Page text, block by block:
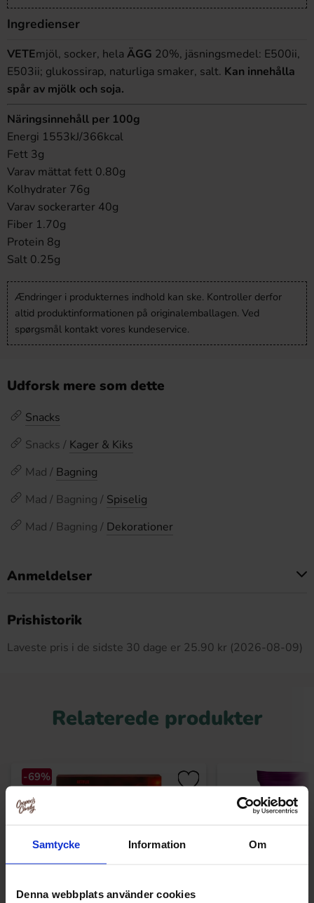
Samtycke Information Om
Denna webbplats använder cookies
Ingredienser
VETEmjöl, socker, hela ÄGG 20%, jäsningsmedel: E500ii,
E503ii; glukossirap, naturliga smaker, salt. Kan innehålla
spår av mjölk och soja.
Näringsinnehåll per 100g
Energi 1553kJ/366kcal
Fett 3g
Varav mättat fett 0.80g
Kolhydrater 76g
Varav sockerarter 40g
Fiber 1.70g
Protein 8g
Salt 0.25g
Ændringer i produkternes indhold kan ske. Kontroller derfor
altid produktinformationen på originalemballagen. Ved
spørgsmål kontakt vores kundeservice.
Udforsk mere som dette
Snacks
Snacks / Kager & Kiks
Mad / Bagning
Mad / Bagning / Spiselig
Mad / Bagning / Dekorationer
Anmeldelser
Prishistorik
Laveste pris i de sidste 30 dage er 25.90 kr (2026-08-09)
Relaterede produkter
-69%